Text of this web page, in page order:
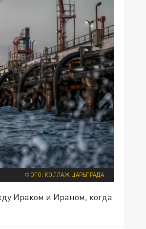
ФОТО: КОЛЛАЖ ЦАРЬГРАДА
Ираком и Ираном, когда